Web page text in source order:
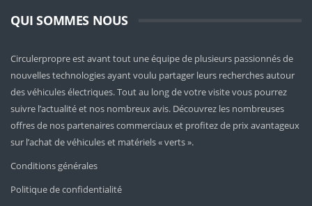
QUI SOMMES NOUS
Circulerpropre est avant tout une équipe de plusieurs passionnés de
nouvelles technologies ayant voulu partager leurs recherches autour
des véhicules électriques. Tout au long de votre visite vous pourrez
suivre l’actualité et nos nombreux avis. Découvrez les nombreuses
offres de nos partenaires commerciaux et profitez de prix avantageux
sur l’achat de véhicules et matériels « verts ».
Conditions générales
Politique de confidentialité